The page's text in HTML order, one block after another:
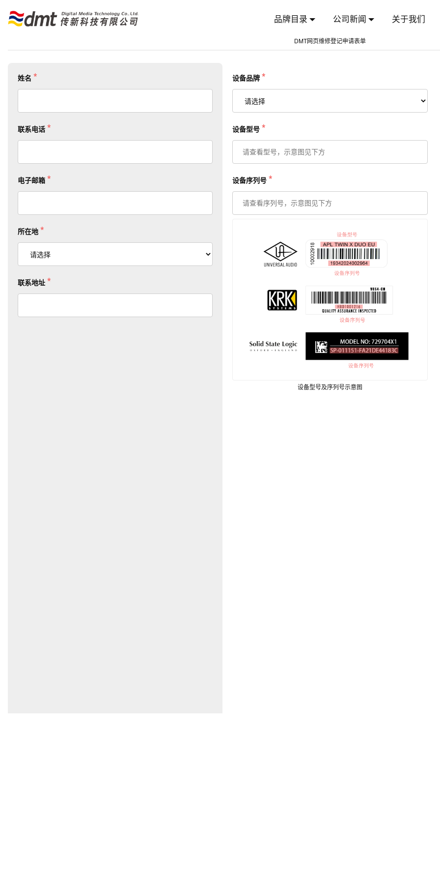
品牌目录 公司新闻 关于我们
DMT网页维修登记申请表单
姓名 *
联系电话 *
电子邮箱 *
所在地 *
联系地址 *
设备品牌*
设备型号*
设备序列号*
设备型号及序列号示意图